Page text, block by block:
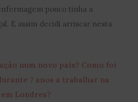
pouco tinha a
E assim decidi arriscar nesta
num novo país? Como foi
7 anos a trabalhar na
Londres?